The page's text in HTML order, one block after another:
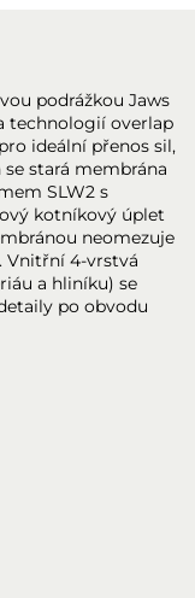
podrážkou Jaws
technologií overlap
ideální přenos sil,
stará membrána
SLW2 s
kotníkový úplet
neomezuje
Vnitřní 4-vrstvá
a hliníku) se
po obvodu